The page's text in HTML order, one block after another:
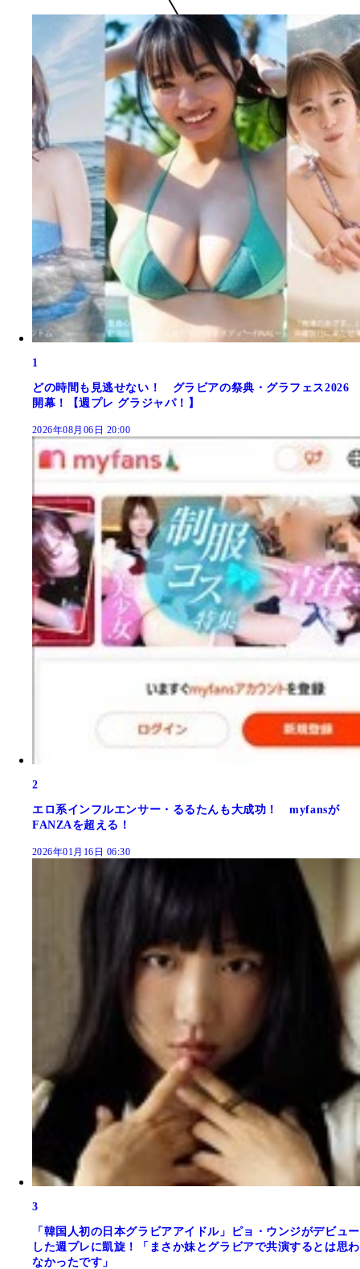
1
どの時間も見逃せない！ グラビアの祭典・グラフェス2026
開幕！【週プレ グラジャパ！】
2026年08月06日 20:00
2
エロ系インフルエンサー・るるたんも大成功！ myfansが
FANZAを超える！
2026年01月16日 06:30
3
「韓国人初の日本グラビアアイドル」ピョ・ウンジがデビュー
した週プレに凱旋！「まさか妹とグラビアで共演するとは思わ
なかったです」